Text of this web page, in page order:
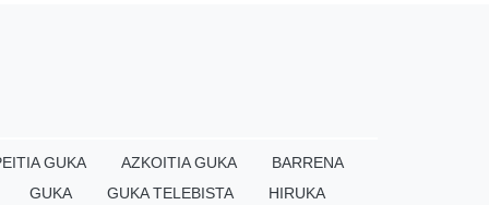
GUKA AZKOITIA GUKA
BARRENA
GUKA
GUKA TELEBISTA HIRUKA